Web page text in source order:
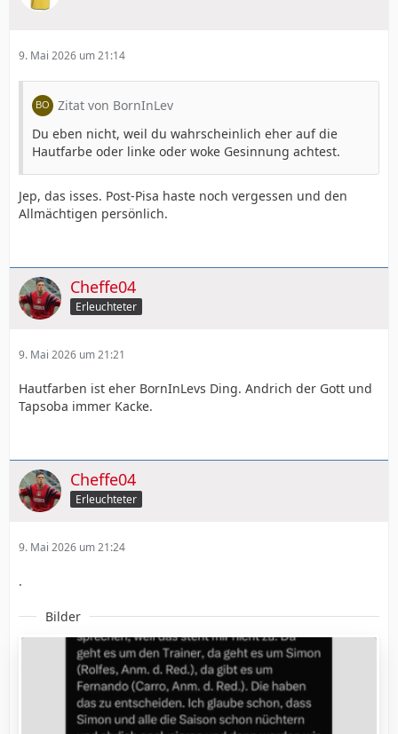
9. Mai 2026 um 21:14
Zitat von BornInLev
Du eben nicht, weil du wahrscheinlich eher auf die
Hautfarbe oder linke oder woke Gesinnung achtest.
Jep, das isses. Post-Pisa haste noch vergessen und den
Allmächtigen persönlich.
Cheffe04
Erleuchteter
9. Mai 2026 um 21:21
Hautfarben ist eher BornInLevs Ding. Andrich der Gott und
Tapsoba immer Kacke.
Cheffe04
Erleuchteter
9. Mai 2026 um 21:24
.
Bilder